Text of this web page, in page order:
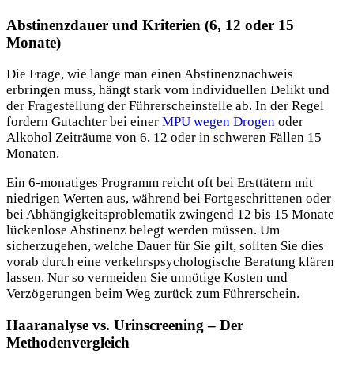
Abstinenzdauer und Kriterien (6, 12 oder 15
Monate)
Die Frage, wie lange man einen Abstinenznachweis
erbringen muss, hängt stark vom individuellen Delikt und
der Fragestellung der Führerscheinstelle ab. In der Regel
fordern Gutachter bei einer MPU wegen Drogen oder
Alkohol Zeiträume von 6, 12 oder in schweren Fällen 15
Monaten.
Ein 6-monatiges Programm reicht oft bei Ersttätern mit
niedrigen Werten aus, während bei Fortgeschrittenen oder
bei Abhängigkeitsproblematik zwingend 12 bis 15 Monate
lückenlose Abstinenz belegt werden müssen. Um
sicherzugehen, welche Dauer für Sie gilt, sollten Sie dies
vorab durch eine verkehrspsychologische Beratung klären
lassen. Nur so vermeiden Sie unnötige Kosten und
Verzögerungen beim Weg zurück zum Führerschein.
Haaranalyse vs. Urinscreening – Der
Methodenvergleich